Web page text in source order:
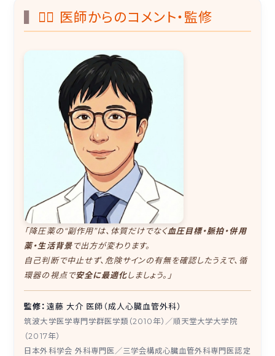
👨‍⚕️ 医師からのコメント・監修
「降圧薬の“副作用”は、体質だけでなく血圧目標・脈拍・併用
薬・生活背景で出方が変わります。
自己判断で中止せず、危険サインの有無を確認したうえで、循
環器の視点で安全に最適化しましょう。」
監修： 遠藤 大介 医師（成人心臓血管外科）
筑波大学医学専門学群医学類（2010年）／順天堂大学大学院
（2017年）
日本外科学会 外科専門医／三学会構成心臓血管外科専門医認定